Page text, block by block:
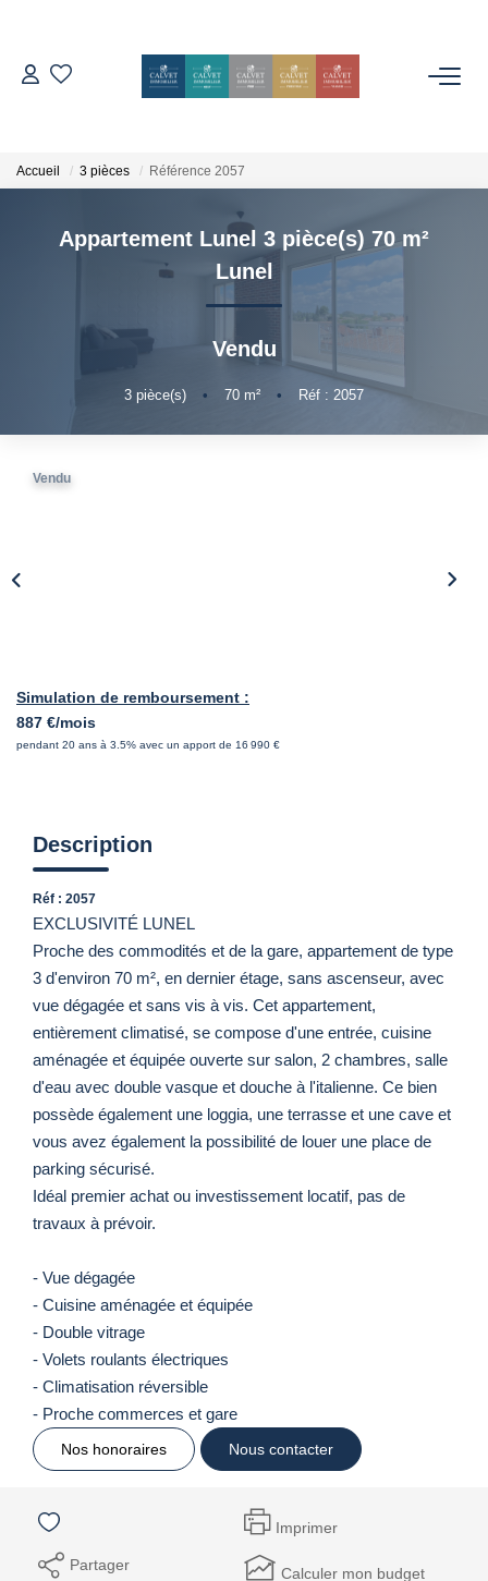
ESTIMER
L'AGENCE
Nos Partenaires
Nos Actes
Accueil 3 pièces Référence 2057
Appartement Lunel 3 pièce(s) 70 m²
Lunel
Vendu
3 pièce(s) • 70 m² • Réf : 2057
Vendu
Simulation de remboursement :
887 €/mois
pendant 20 ans à 3.5% avec un apport de 16 990 €
Description
Réf : 2057
EXCLUSIVITÉ LUNEL
Proche des commodités et de la gare, appartement de type
3 d'environ 70 m², en dernier étage, sans ascenseur, avec
vue dégagée et sans vis à vis. Cet appartement,
entièrement climatisé, se compose d'une entrée, cuisine
aménagée et équipée ouverte sur salon, 2 chambres, salle
d'eau avec double vasque et douche à l'italienne. Ce bien
possède également une loggia, une terrasse et une cave et
vous avez également la possibilité de louer une place de
parking sécurisé.
Idéal premier achat ou investissement locatif, pas de
travaux à prévoir.
- Vue dégagée
- Cuisine aménagée et équipée
- Double vitrage
- Volets roulants électriques
- Climatisation réversible
- Proche commerces et gare
Nos honoraires Nous contacter
Imprimer
Partager Calculer mon budget